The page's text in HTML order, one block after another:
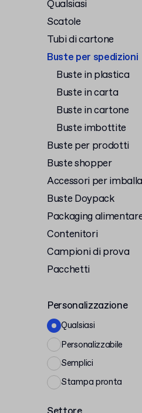
Qualsiasi
Scatole
Tubi di cartone
Buste per spedizioni
Buste in plastica
Buste in carta
Buste in cartone
Buste imbottite
Buste per prodotti
Buste shopper
Accessori per
Buste Doypack
Packaging
Contenitori
Campioni di prova
Pacchetti
Personalizzazione
Qualsiasi
Personalizzabile
Semplici
Stampa pronta